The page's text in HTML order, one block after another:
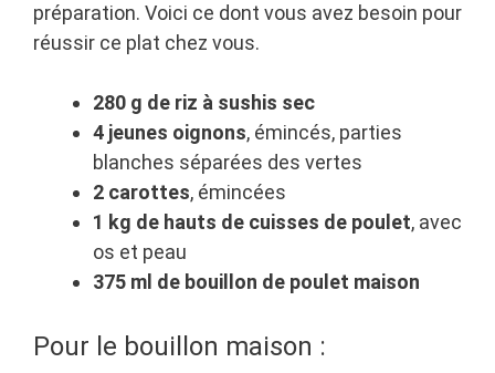
préparation. Voici ce dont vous avez besoin pour
réussir ce plat chez vous.
280 g de riz à sushis sec
4 jeunes oignons, émincés, parties
blanches séparées des vertes
2 carottes, émincées
1 kg de hauts de cuisses de poulet, avec
os et peau
375 ml de bouillon de poulet maison
Pour le bouillon maison :